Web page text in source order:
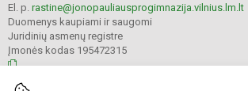
El. p. rastine@jonopauliausprogimnazija.vilnius.lm.lt
Duomenys kaupiami ir saugomi
Juridinių asmenų registre
Įmonės kodas 195472315